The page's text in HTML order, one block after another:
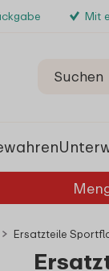
Mit
Ersatzteile